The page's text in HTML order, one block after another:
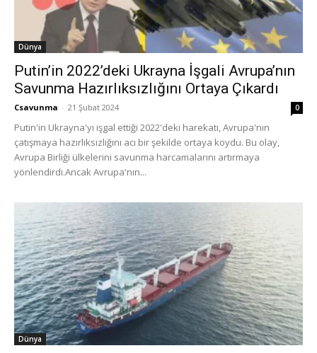
Dünya
Putin’in 2022’deki Ukrayna İşgali Avrupa’nın
Savunma Hazırlıksızlığını Ortaya Çıkardı
Csavunma - 21 Şubat 2024 0
Putin'in Ukrayna'yı işgal ettiği 2022'deki harekatı, Avrupa'nın
çatışmaya hazırlıksızlığını acı bir şekilde ortaya koydu. Bu olay,
Avrupa Birliği ülkelerini savunma harcamalarını artırmaya
yönlendirdi.Ancak Avrupa'nın...
Dünya